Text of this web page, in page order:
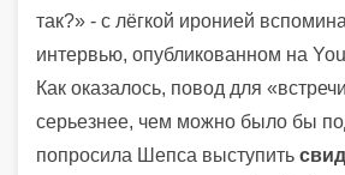
так?» - с лёгкой иронией
интервью, опубликованном на
Как оказалось, повод для
серьезнее, чем можно было бы
попросила Шепса выступить